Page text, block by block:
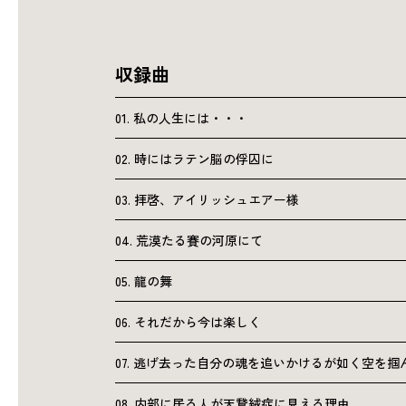
収録曲
01. 私の人生には・・・
02. 時にはラテン脳の俘囚に
03. 拝啓、アイリッシュエアー様
04. 荒漠たる賽の河原にて
05. 龍の舞
06. それだから今は楽しく
07. 逃げ去った自分の魂を追いかけるが如く空を掴